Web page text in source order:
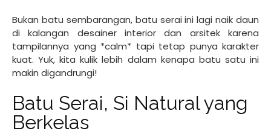
Bukan batu sembarangan, batu serai ini lagi naik daun
di kalangan desainer interior dan arsitek karena
tampilannya yang *calm* tapi tetap punya karakter
kuat. Yuk, kita kulik lebih dalam kenapa batu satu ini
makin digandrungi!
Batu Serai, Si Natural yang
Berkelas